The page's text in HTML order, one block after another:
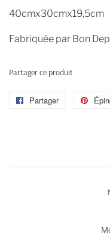
40cmx30cmx19,5cm
Fabriquée par Bon Dep
Partager ce produit
Partager
Partager